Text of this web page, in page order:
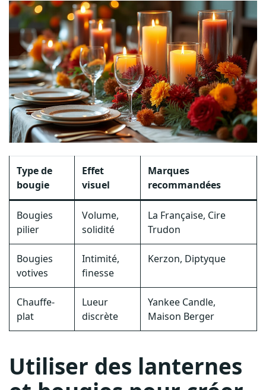
Type de
bougie
Effet
visuel
Marques
recommandées
Bougies
pilier
Volume,
solidité
La Française, Cire
Trudon
Bougies
votives
Intimité,
finesse
Kerzon, Diptyque
Chauffe-
plat
Lueur
discrète
Yankee Candle,
Maison Berger
Utiliser des lanternes